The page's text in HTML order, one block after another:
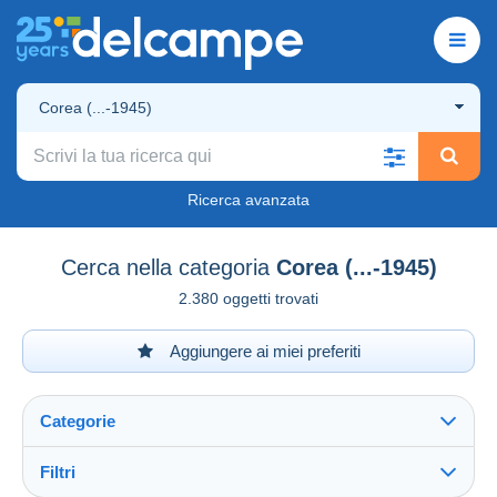
Corea (...-1945)
Ricerca avanzata
Cerca nella categoria Corea (...-1945)
2.380 oggetti trovati
Aggiungere ai miei preferiti
Categorie
Filtri